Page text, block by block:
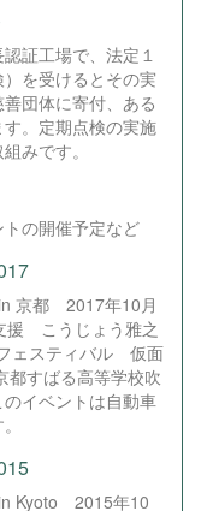
証工場で、法定１
を受けるとその実
団体に寄付、ある
。定期点検の実施
みです。
の開催予定など
京都 2017年10月
援 こうじょう雅之
ェスティバル 仮面
すばる高等学校吹
イベントは自動車
Kyoto 2015年10